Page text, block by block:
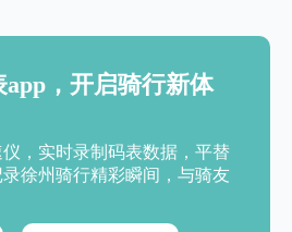
，开启骑行新体
，实时录制码表数据，平替
徐州骑行精彩瞬间，与骑友